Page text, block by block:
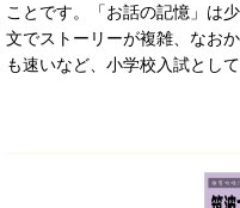
ことです。「お話の記憶」は
文でストーリーが複雑、なお
も速いなど、小学校入試とし